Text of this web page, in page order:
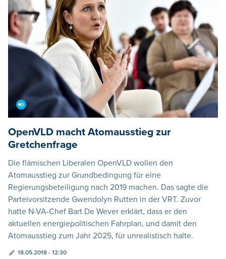
OpenVLD macht Atomausstieg zur
Gretchenfrage
Die flämischen Liberalen OpenVLD wollen den
Atomausstieg zur Grundbedingung für eine
Regierungsbeteiligung nach 2019 machen. Das sagte die
Parteivorsitzende Gwendolyn Rutten in der VRT. Zuvor
hatte N-VA-Chef Bart De Wever erklärt, dass er den
aktuellen energiepolitischen Fahrplan, und damit den
Atomausstieg zum Jahr 2025, für unrealistisch halte.
18.05.2018 - 12:30